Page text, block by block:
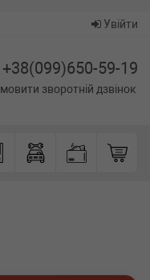
Увійти
+38(099)650-59-19
зворотній дзвінок